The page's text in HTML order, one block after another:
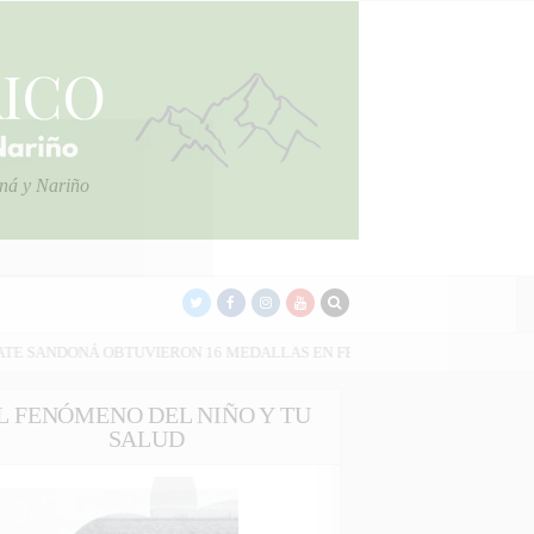
16 MEDALLAS EN FESTIVAL REALIZADO EN SAMANIEGO
FENÓMENO DEL NIÑO Y TU
SALUD
y Nariño